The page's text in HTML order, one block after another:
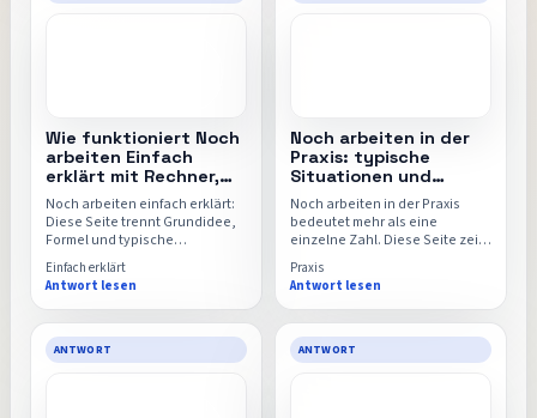
Wie funktioniert Noch
arbeiten Einfach
erklärt mit Rechner,
Formel und FAQ
Noch arbeiten einfach erklärt:
Diese Seite trennt Grundidee,
Formel und typische
Missverständnisse sauber
voneinander, damit der Noch-
arbeiten-Rechner danach
intuitiver und sicherer nutzbar
wird.
Einfach erklärt
Antwort lesen
Noch arbeiten in der
Praxis: typische
Situationen und
direkter Rechner
Noch arbeiten in der Praxis
bedeutet mehr als eine
einzelne Zahl. Diese Seite zeigt
typische Situationen, reale
Vergleichsfälle und worauf es
ankommt, wenn die
Berechnung in deinem Alltag
oder Marktumfeld belastbar
sein soll.
Praxis
Antwort lesen
ANTWORT ANTWORT